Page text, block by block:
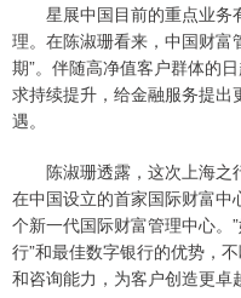
星展中国目前的重点业务
理。在陈淑珊看来，中国财富
期”。伴随高净值客户群体的
求持续提升，给金融服务提
遇。
陈淑珊透露，这次上海之
在中国设立的首家国际财富中
个新一代国际财富管理中心。
行”和最佳数字银行的优势，
和咨询能力，为客户创造更卓